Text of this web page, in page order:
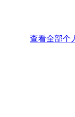
查看全部个